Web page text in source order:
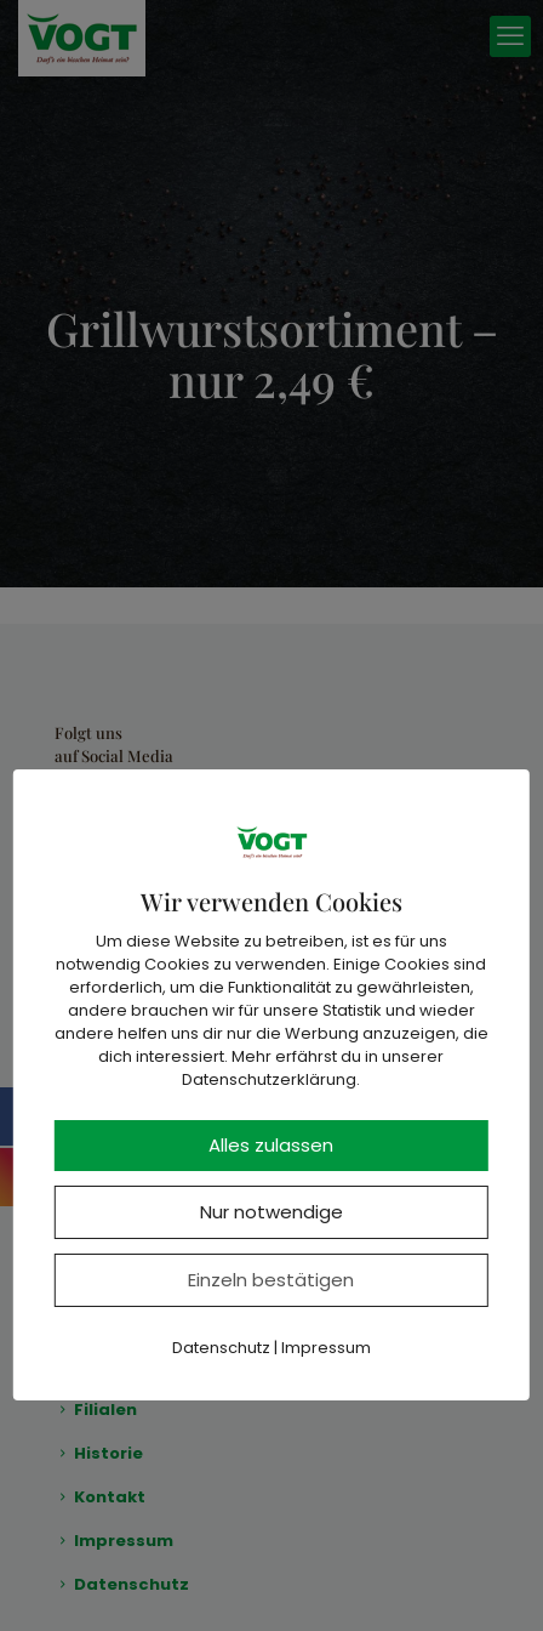
Grillwurstsortiment –
nur 2,49 €
Folgt uns
auf Social Media
Menü
Home
Metzger-Blog
Filialen
Historie
Kontakt
Impressum
Datenschutz
Wir verwenden Cookies
Um diese Website zu betreiben, ist es für uns
notwendig Cookies zu verwenden. Einige Cookies sind
erforderlich, um die Funktionalität zu gewährleisten,
andere brauchen wir für unsere Statistik und wieder
andere helfen uns dir nur die Werbung anzuzeigen, die
dich interessiert. Mehr erfährst du in unserer
Datenschutzerklärung.
Alles zulassen
Nur notwendige
Einzeln bestätigen
Datenschutz | Impressum